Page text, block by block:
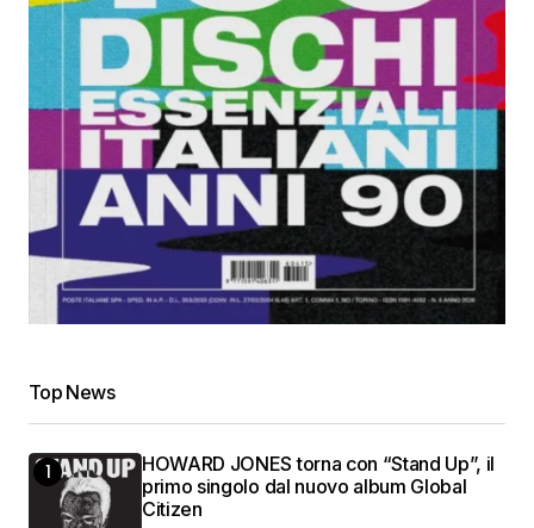
Top News
HOWARD JONES torna con “Stand Up”, il
primo singolo dal nuovo album Global
Citizen